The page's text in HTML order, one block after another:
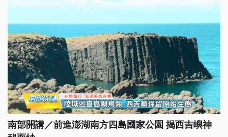
南部開講／前進澎湖南方四島國家公園 揭西吉嶼神